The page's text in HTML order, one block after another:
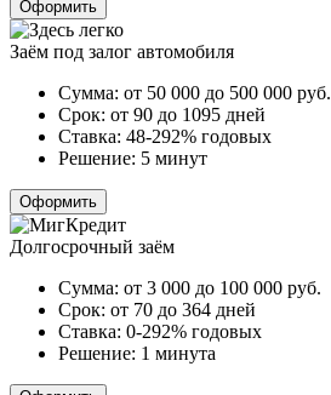
Оформить
Заём под залог автомобиля
Сумма: от 50 000 до 500 000 руб.
Срок: от 90 до 1095 дней
Ставка: 48-292% годовых
Решение: 5 минут
Оформить
Долгосрочный заём
Сумма: от 3 000 до 100 000 руб.
Срок: от 70 до 364 дней
Ставка: 0-292% годовых
Решение: 1 минута